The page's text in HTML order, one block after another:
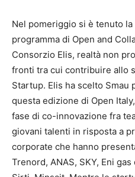
Nel pomeriggio si è tenuto la
programma di Open and
Consorzio Elis, realtà non
fronti tra cui contribuire allo
Startup. Elis ha scelto Smau
questa edizione di Open
fase di co-innovazione fra
giovani talenti in risposta a
corporate che hanno
Trenord, ANAS, SKY, Eni